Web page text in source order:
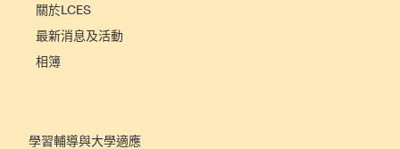
關於LCES
最新消息及活動
相簿
學習輔導與大學適應